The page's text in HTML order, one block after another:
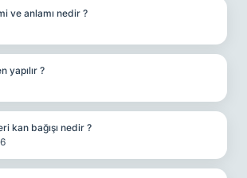
ve anlamı nedir ?
yapılır ?
kan bağışı nedir ?